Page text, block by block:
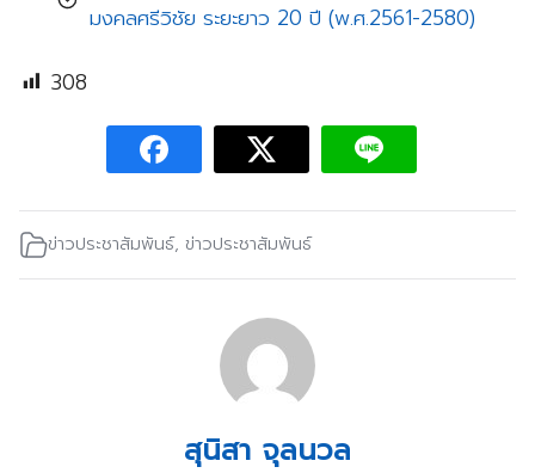
มงคลศรีวิชัย ระยะยาว 20 ปี (พ.ศ.2561-2580)
308
ข่าวประชาสัมพันธ์, ข่าวประชาสัมพันธ์
สุนิสา จุลนวล